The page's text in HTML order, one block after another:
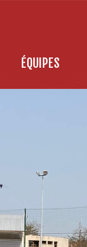
ÉQUIPES